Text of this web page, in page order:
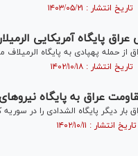
پایگاه آمریکایی
از حمله پهپادی به پایگاه
عراق به پایگاه
بار دیگر پایگاه الشدادی را در